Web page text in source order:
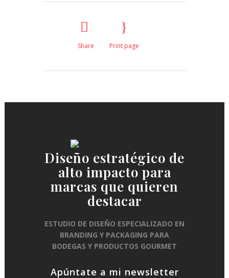
Share Print page
Diseño estratégico de
alto impacto para
marcas que quieren
destacar
ESTUDIO DE DISEÑO ESPECIALIZADO EN
BRANDING Y PACKAGING PARA
BODEGAS Y PRODUCTOS GOURMET
Apúntate a mi newsletter